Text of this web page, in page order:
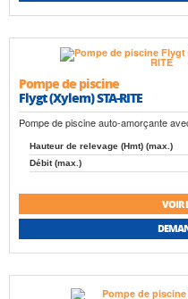
Pompe de piscine
Flygt (Xylem) STA-RITE
Pompe de piscine auto-amorçante
Hauteur de relevage (Hmt) (max.)
Débit (max.)
VOIR